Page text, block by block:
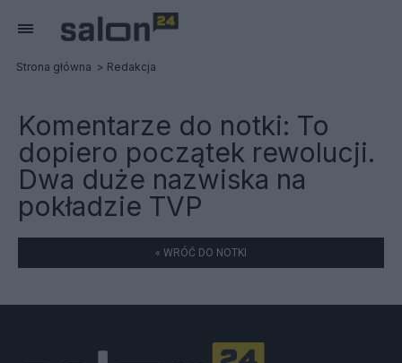
Strona główna Redakcja
Komentarze do notki: To
dopiero początek rewolucji.
Dwa duże nazwiska na
pokładzie TVP
« WRÓĆ DO NOTKI